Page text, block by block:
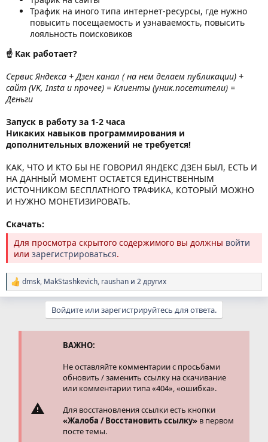
Трафик на иного типа интернет-ресурсы, где нужно
повысить посещаемость и узнаваемость, повысить
лояльность поисковиков
☝ Как работает?
Сервис Яндекса + Дзен канал ( на нем делаем публикации) +
сайт (VK, Insta и прочее) = Клиенты (уник.посетители) =
Деньги
Запуск в работу за 1-2 часа
Никаких навыков программирования и
дополнительных вложений не требуется!
КАК, ЧТО И КТО БЫ НЕ ГОВОРИЛ ЯНДЕКС ДЗЕН БЫЛ, ЕСТЬ И
НА ДАННЫЙ МОМЕНТ ОСТАЕТСЯ ЕДИНСТВЕННЫМ
ИСТОЧНИКОМ БЕСПЛАТНОГО ТРАФИКА, КОТОРЫЙ МОЖНО
И НУЖНО МОНЕТИЗИРОВАТЬ.
Скачать:
Для просмотра скрытого содержимого вы должны войти
или зарегистрироваться.
Р
е
dmsk, MakStashkevich, raushan и 2 других
Войдите или зарегистрируйтесь для ответа.
ВАЖНО:
Не оставляйте комментарии с просьбами
обновить / заменить ссылку на скачивание
или комментарии типа «404», «ошибка».
Для восстановления ссылки есть кнопки
«Жалоба / Восстановить ссылку» в первом
посте темы.